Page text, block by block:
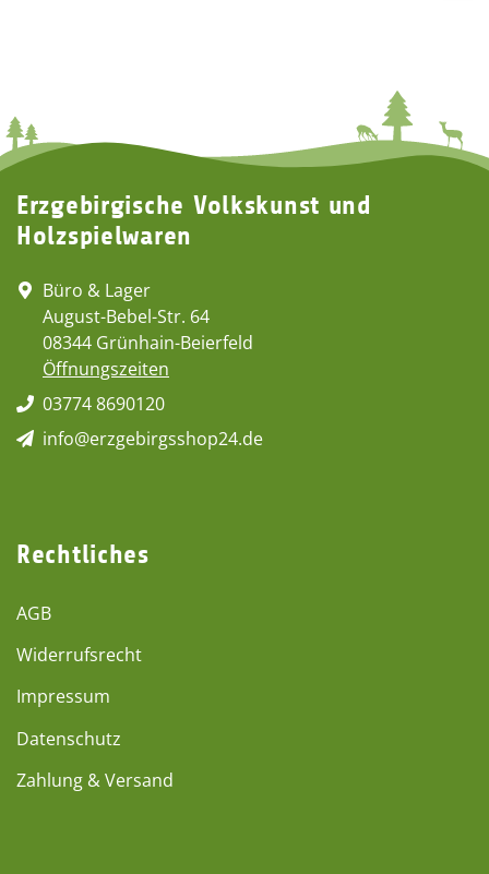
Erzgebirgische Volkskunst und
Holzspielwaren
Büro & Lager
August-Bebel-Str. 64
08344 Grünhain-Beierfeld
Öffnungszeiten
03774 8690120
info@erzgebirgsshop24.de
Rechtliches
AGB
Widerrufsrecht
Impressum
Datenschutz
Zahlung & Versand